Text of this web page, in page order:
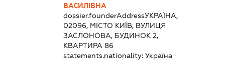
ВАСИЛІВНА
dossier.founderAddressУКРАЇНА,
02096, МІСТО КИЇВ, ВУЛИЦЯ
ЗАСЛОНОВА, БУДИНОК 2,
КВАРТИРА 86
statements.nationality:Україна